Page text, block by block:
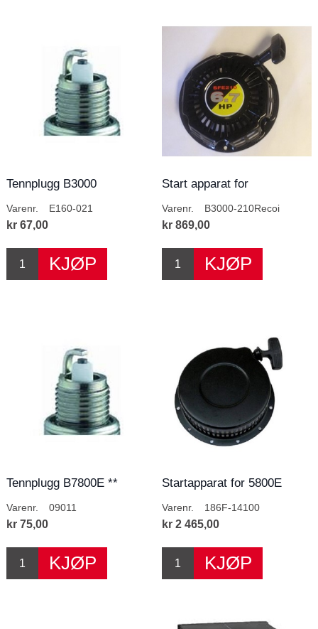
Tennplugg B3000
Varenr. E160-021
kr 67,00
Start apparat for
Varenr. B3000-210Recoi
kr 869,00
Tennplugg B7800E **
Varenr. 09011
kr 75,00
Startapparat for 5800E
Varenr. 186F-14100
kr 2 465,00